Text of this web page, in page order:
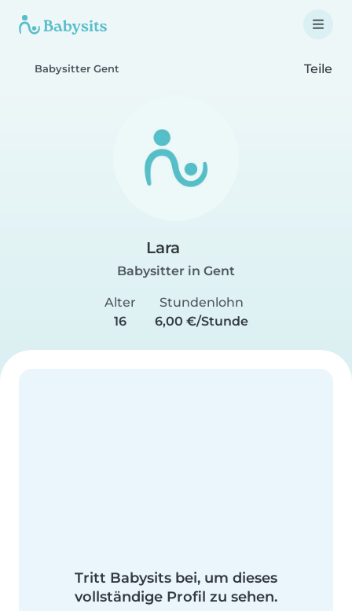
Babysitter Gent Teile
Lara
Babysitter in Gent
Alter
16
Stundenlohn
6,00 €/Stunde
Tritt Babysits bei, um dieses
vollständige Profil zu sehen.